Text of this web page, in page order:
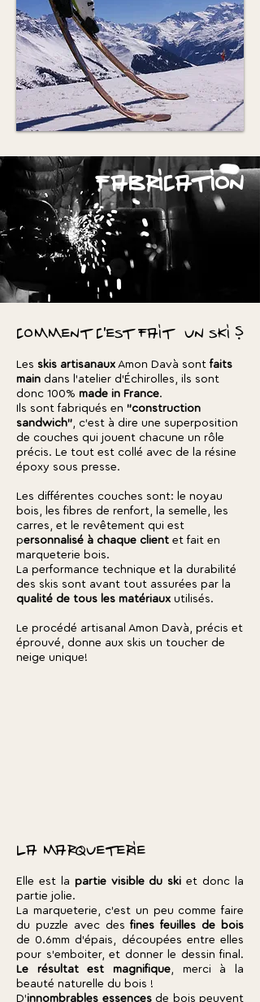
fabrication
comment c'est fait un ski ?
Les skis artisanaux Amon Davà sontfaits
main dans l'atelier d'Échirolles, ils sont
donc 100% made in France.
Ils sont fabriqués en "construction
sandwich", c'est à dire une superposition
de couches qui jouent chacune un rôle
précis. Le tout est collé avec de la résine
époxy sous presse.
Les différentes couches sont: le noyau
bois, les fibres de renfort, la semelle, les
carres, et le revêtement qui est
personnalisé à chaque client et fait en
marqueterie bois.
La performance technique et la durabilité
des skis sont avant tout assurées par la
qualité de tous les matériaux utilisés.
Le procédé artisanal Amon Davà, précis et
éprouvé, donne aux skis un toucher de
neige unique!
la marqueterie
Elle est la partie visible du ski et donc la
partie jolie.
La marqueterie, c'est un peu comme faire
du puzzle avec desfines feuilles de bois
de 0.6mm d'épais, découpées entre elles
pour s'emboiter, et donner le dessin final.
Le résultat est magnifique, merci à la
beauté naturelle du bois !
D'innombrables essencesde bois peuvent